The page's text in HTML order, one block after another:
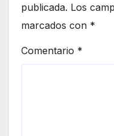
publicada. Los
marcados con *
Comentario *